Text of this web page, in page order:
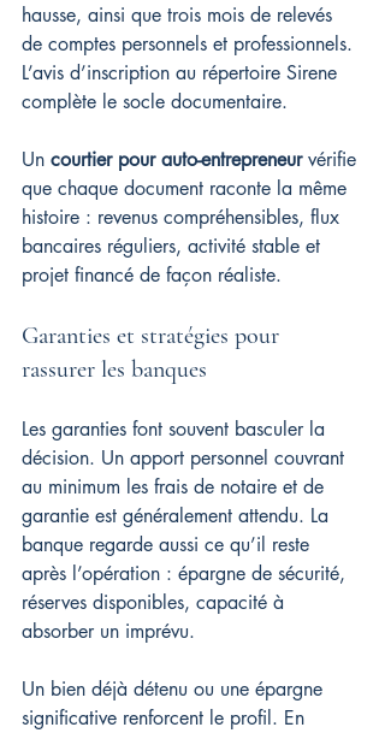
hausse, ainsi que trois mois de relevés
de comptes personnels et professionnels.
L’avis d’inscription au répertoire Sirene
complète le socle documentaire.
Un courtier pour auto-entrepreneur vérifie
que chaque document raconte la même
histoire : revenus compréhensibles, flux
bancaires réguliers, activité stable et
projet financé de façon réaliste.
Garanties et stratégies pour
rassurer les banques
Les garanties font souvent basculer la
décision. Un apport personnel couvrant
au minimum les frais de notaire et de
garantie est généralement attendu. La
banque regarde aussi ce qu’il reste
après l’opération : épargne de sécurité,
réserves disponibles, capacité à
absorber un imprévu.
Un bien déjà détenu ou une épargne
significative renforcent le profil. En